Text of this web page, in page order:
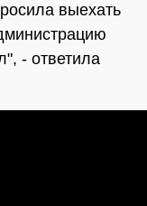
выехать
- ответила